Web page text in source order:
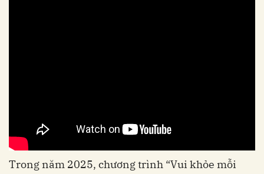
Trong năm 2025, chương trình “Vui khỏe mỗi